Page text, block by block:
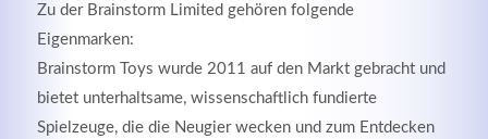
Zu der Brainstorm Limited gehören folgende
Eigenmarken:
Brainstorm Toys wurde 2011 auf den Markt gebracht und
bietet unterhaltsame, wissenschaftlich fundierte
Spielzeuge, die die Neugier wecken und zum Entdecken
Modern & Simple
Lorem ipsum dolor sit amet, consectetuer adipiscing
elit. Aenean commodo ligula eget dolor.